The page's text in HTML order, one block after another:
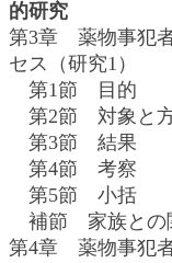
的研究
第3章 薬物事犯
セス（研究1）
第1節 目的
第2節 対象と
第3節 結果
第4節 考察
第5節 小括
補節 家族との
第4章 薬物事犯